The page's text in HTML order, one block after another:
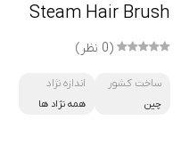
Steam Hair Brush
(0 نظر)
ساخت کشور
چین
اندازه نژاد
همه نژاد ها